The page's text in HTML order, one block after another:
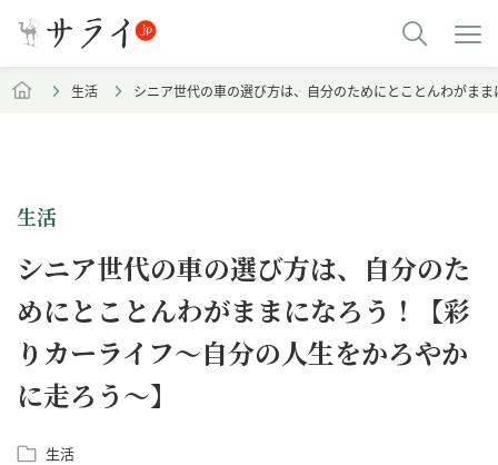
生活 シニア世代の車の選び方は、自分のためにとことんわがま
生活
シニア世代の車の選び方は、自分のた
めにとことんわがままになろう！【彩
りカーライフ～自分の人生をかろやか
に走ろう～】
生活